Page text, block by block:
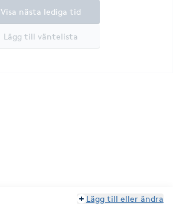
Lägg till väntelista
Visa nästa lediga tid
Lägg till eller ändra